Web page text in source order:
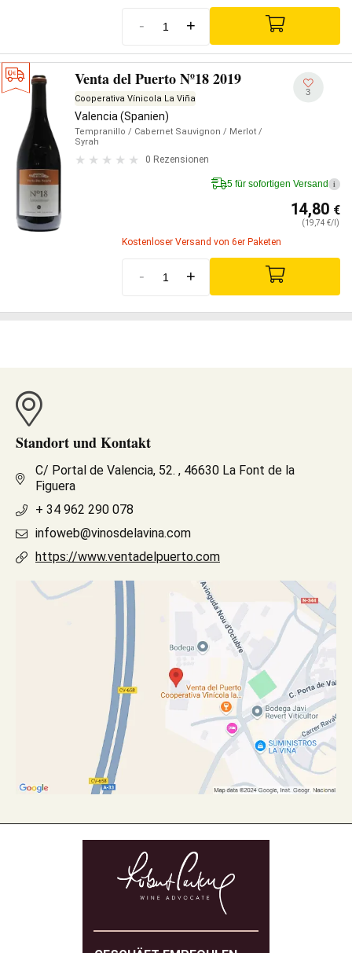
- +
Venta del Puerto Nº18 2019
Cooperativa Vínicola La Viña
Valencia (Spanien)
Tempranillo / Cabernet Sauvignon / Merlot /
Syrah
0 Rezensionen
3
5 für sofortigen Versand i
14,80 €
(19,74 €/l)
Kostenloser Versand von 6er Paketen
- +
Standort und Kontakt
C/ Portal de Valencia, 52. , 46630 La Font de la
Figuera
+ 34 962 290 078
infoweb@vinosdelavina.com
https://www.ventadelpuerto.com